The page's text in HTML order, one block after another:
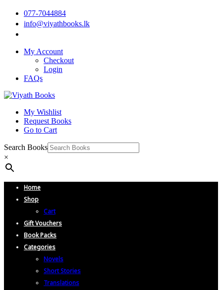
077-7044884
info@viyathbooks.lk
My Account
Checkout
Login
FAQs
My Wishlist
Request Books
Go to Cart
Search Books
×
Home
Shop
Cart
Gift Vouchers
Book Packs
Categories
Novels
Short Stories
Translations